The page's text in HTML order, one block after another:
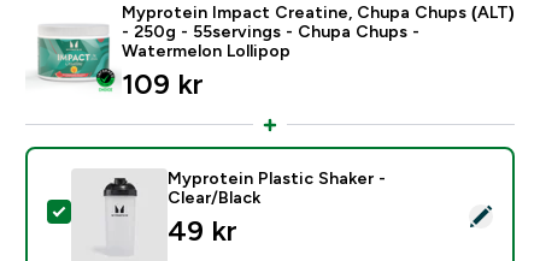
Myprotein Impact Creatine, Chupa Chups (ALT)
- 250g - 55servings - Chupa Chups -
Watermelon Lollipop
109 kr‎
Select this product - Myprotein Plastic Shaker -
Myprotein Plastic Shaker -
Clear/Black
49 kr‎